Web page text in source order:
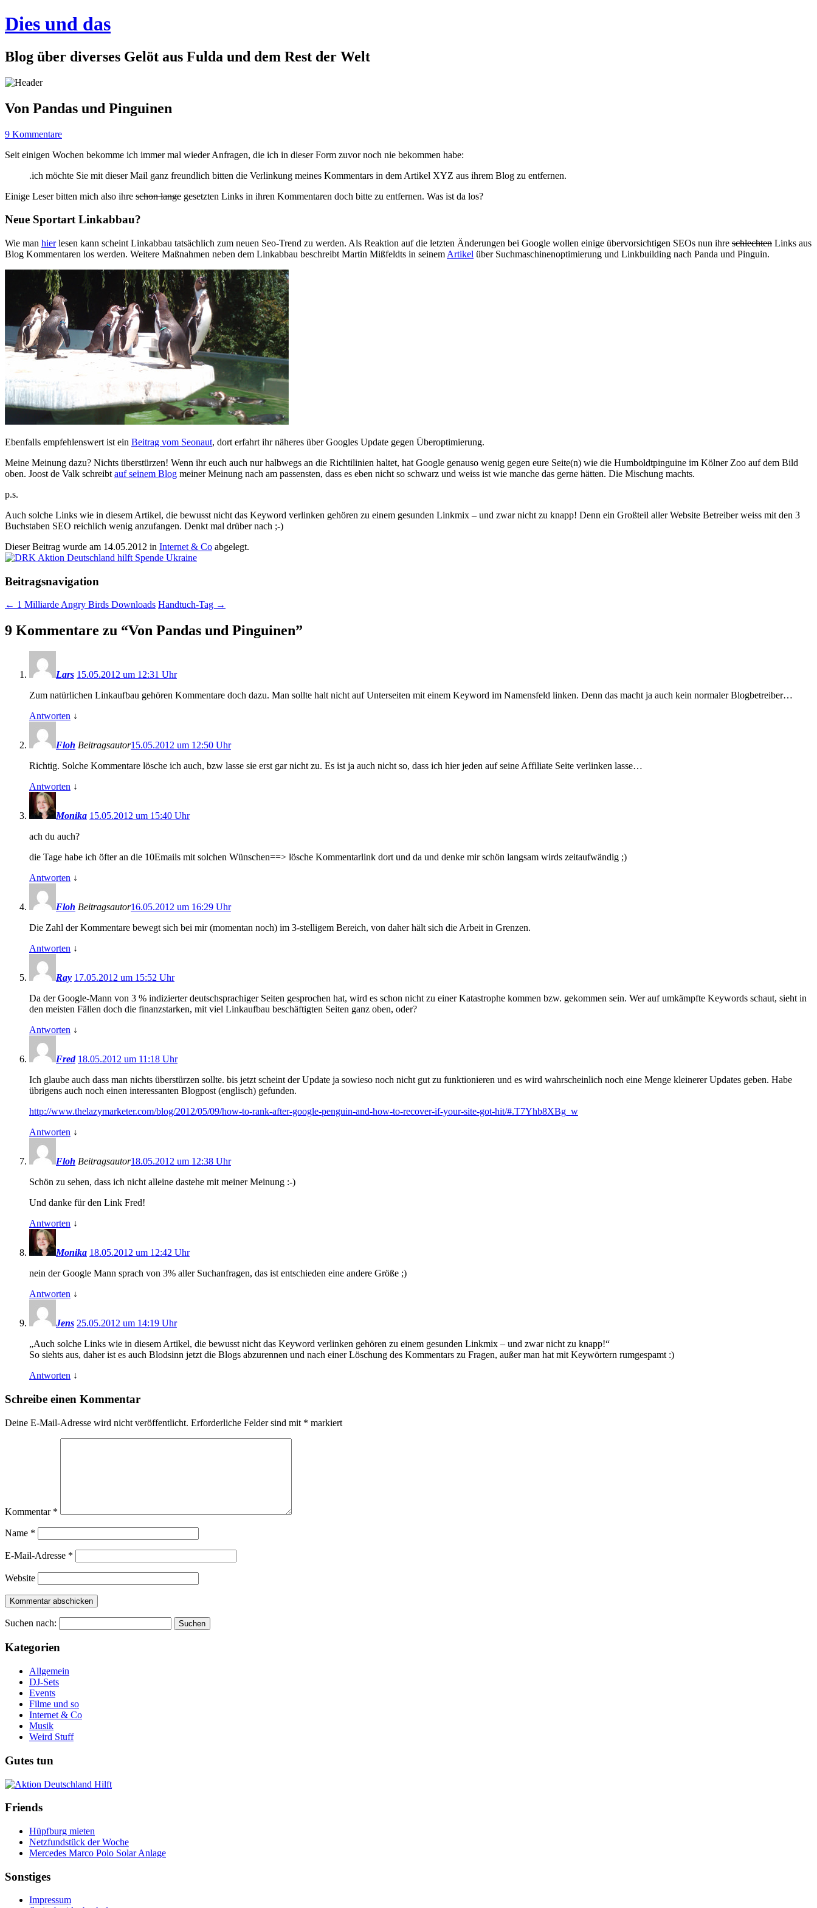
Dies und das
Blog über diverses Gelöt aus Fulda und dem Rest der Welt
Von Pandas und Pinguinen
9 Kommentare
Seit einigen Wochen bekomme ich immer mal wieder Anfragen, die ich in dieser Form zuvor noch nie bekommen habe:
.ich möchte Sie mit dieser Mail ganz freundlich bitten die Verlinkung meines Kommentars in dem Artikel XYZ aus ihrem Blog zu entfernen.
Einige Leser bitten mich also ihre schon lange gesetzten Links in ihren Kommentaren doch bitte zu entfernen. Was ist da los?
Neue Sportart Linkabbau?
Wie man hierlesen kann scheint Linkabbau tatsächlich zum neuen Seo-Trend zu werden. Als Reaktion auf die letzten Änderungen bei Google wollen einige übervorsichtigen SEOs nun ihre schlechten Links aus
Blog Kommentaren los werden. Weitere Maßnahmen neben dem Linkabbau beschreibt Martin Mißfeldts in seinem Artikel über Suchmaschinenoptimierung und Linkbuilding nach Panda und Pinguin.
Ebenfalls empfehlenswert ist ein Beitrag vom Seonaut, dort erfahrt ihr näheres über Googles Update gegen Überoptimierung.
Meine Meinung dazu? Nichts überstürzen! Wenn ihr euch auch nur halbwegs an die Richtilinien haltet, hat Google genauso wenig gegen eure Seite(n) wie die Humboldtpinguine im Kölner Zoo auf dem Bild
oben. Joost de Valk schreibt auf seinem Blog meiner Meinung nach am passensten, dass es eben nicht so schwarz und weiss ist wie manche das gerne hätten. Die Mischung machts.
p.s.
Auch solche Links wie in diesem Artikel, die bewusst nicht das Keyword verlinken gehören zu einem gesunden Linkmix – und zwar nicht zu knapp! Denn ein Großteil aller Website Betreiber weiss mit den 3
Buchstaben SEO reichlich wenig anzufangen. Denkt mal drüber nach ;-)
Dieser Beitrag wurde am 14.05.2012 in Internet & Co abgelegt.
Beitragsnavigation
← 1 Milliarde Angry Birds Downloads Handtuch-Tag →
9 Kommentare zu “Von Pandas und Pinguinen”
Lars 15.05.2012 um 12:31 Uhr
Zum natürlichen Linkaufbau gehören Kommentare doch dazu. Man sollte halt nicht auf Unterseiten mit einem Keyword im Namensfeld linken. Denn das macht ja auch kein normaler Blogbetreiber…
Antworten ↓
Floh Beitragsautor15.05.2012 um 12:50 Uhr
Richtig. Solche Kommentare lösche ich auch, bzw lasse sie erst gar nicht zu. Es ist ja auch nicht so, dass ich hier jeden auf seine Affiliate Seite verlinken lasse…
Antworten ↓
Monika 15.05.2012 um 15:40 Uhr
ach du auch?
die Tage habe ich öfter an die 10Emails mit solchen Wünschen==> lösche Kommentarlink dort und da und denke mir schön langsam wirds zeitaufwändig ;)
Antworten ↓
Floh Beitragsautor16.05.2012 um 16:29 Uhr
Die Zahl der Kommentare bewegt sich bei mir (momentan noch) im 3-stelligem Bereich, von daher hält sich die Arbeit in Grenzen.
Antworten ↓
Ray 17.05.2012 um 15:52 Uhr
Da der Google-Mann von 3 % indizierter deutschsprachiger Seiten gesprochen hat, wird es schon nicht zu einer Katastrophe kommen bzw. gekommen sein. Wer auf umkämpfte Keywords schaut, sieht in
den meisten Fällen doch die finanzstarken, mit viel Linkaufbau beschäftigten Seiten ganz oben, oder?
Antworten ↓
Fred 18.05.2012 um 11:18 Uhr
Ich glaube auch dass man nichts überstürzen sollte. bis jetzt scheint der Update ja sowieso noch nicht gut zu funktionieren und es wird wahrscheinlich noch eine Menge kleinerer Updates geben. Habe
übrigens auch noch einen interessanten Blogpost (englisch) gefunden.
http://www.thelazymarketer.com/blog/2012/05/09/how-to-rank-after-google-penguin-and-how-to-recover-if-your-site-got-hit/#.T7Yhb8XBg_w
Antworten ↓
Floh Beitragsautor18.05.2012 um 12:38 Uhr
Schön zu sehen, dass ich nicht alleine dastehe mit meiner Meinung :-)
Und danke für den Link Fred!
Antworten ↓
Monika 18.05.2012 um 12:42 Uhr
nein der Google Mann sprach von 3% aller Suchanfragen, das ist entschieden eine andere Größe ;)
Antworten ↓
Jens 25.05.2012 um 14:19 Uhr
„Auch solche Links wie in diesem Artikel, die bewusst nicht das Keyword verlinken gehören zu einem gesunden Linkmix – und zwar nicht zu knapp!“
So siehts aus, daher ist es auch Blodsinn jetzt die Blogs abzurennen und nach einer Löschung des Kommentars zu Fragen, außer man hat mit Keywörtern rumgespamt :)
Antworten ↓
Schreibe einen Kommentar
Deine E-Mail-Adresse wird nicht veröffentlicht. Erforderliche Felder sind mit * markiert
Kommentar *
Name *
E-Mail-Adresse *
Website
Suchen nach:
Kategorien
Allgemein
DJ-Sets
Events
Filme und so
Internet & Co
Musik
Weird Stuff
Gutes tun
Friends
Hüpfburg mieten
Netzfundstück der Woche
Mercedes Marco Polo Solar Anlage
Sonstiges
Impressum